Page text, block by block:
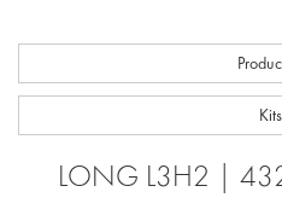
Kits
LONG L3H2 |